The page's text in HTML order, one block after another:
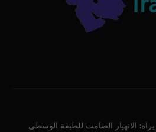
يراه: الانهيار الصامت للطبقة الوسطى